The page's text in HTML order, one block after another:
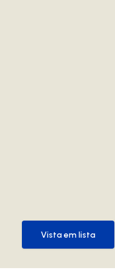
Vista em
Vista em lista